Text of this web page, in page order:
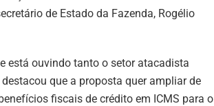
de Estado da Fazenda, Rogélio
está ouvindo tanto o setor atacadista
que a proposta quer ampliar de
fiscais de crédito em ICMS para o